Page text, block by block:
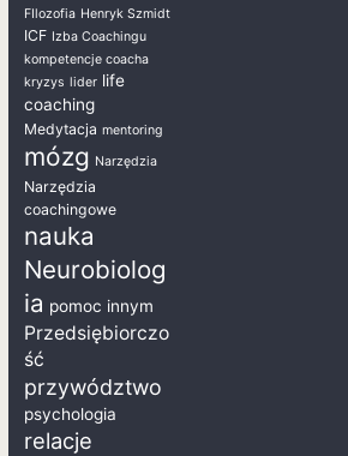
FIlozofia Henryk Szmidt
ICF Izba Coachingu
kompetencje coacha
kryzys lider life
coaching
Medytacja mentoring
mózg Narzędzia
Narzędzia
coachingowe
nauka
Neurobiolog
ia pomoc innym
Przedsiębiorczo
ść
przywództwo
psychologia
relacje